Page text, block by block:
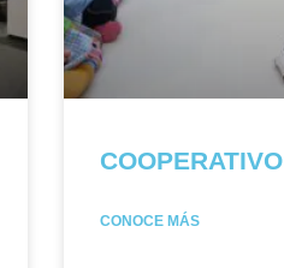
COOPERATIVO
CONOCE MÁS